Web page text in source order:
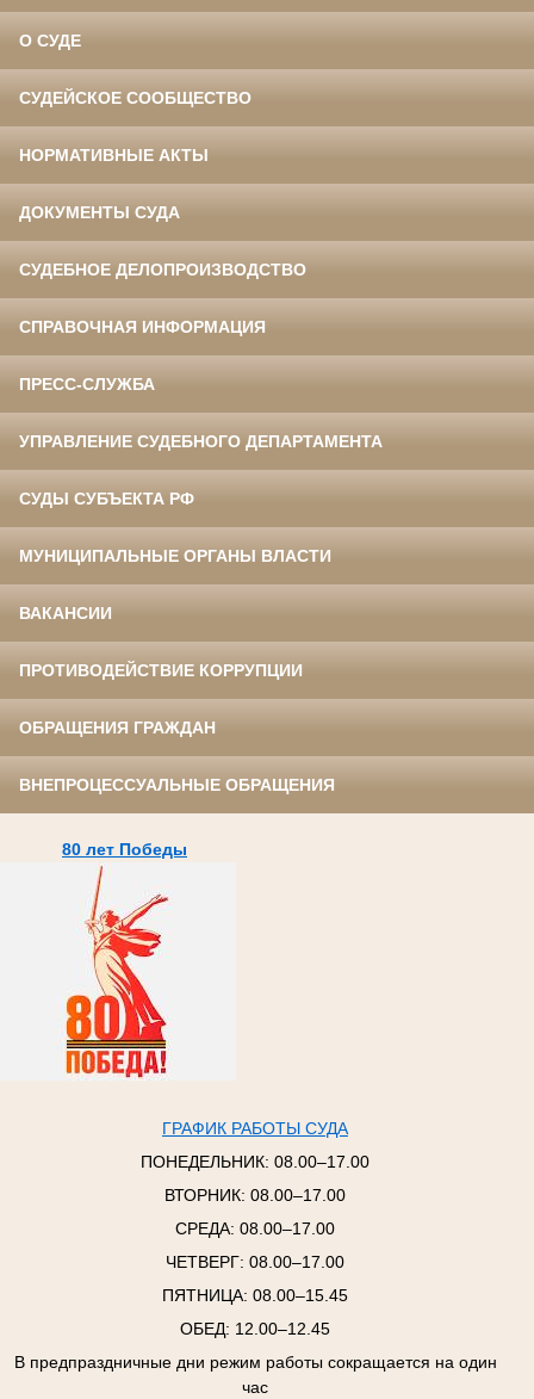
О СУДЕ
СУДЕЙСКОЕ СООБЩЕСТВО
НОРМАТИВНЫЕ АКТЫ
ДОКУМЕНТЫ СУДА
СУДЕБНОЕ ДЕЛОПРОИЗВОДСТВО
СПРАВОЧНАЯ ИНФОРМАЦИЯ
ПРЕСС-СЛУЖБА
УПРАВЛЕНИЕ СУДЕБНОГО ДЕПАРТАМЕНТА
СУДЫ СУБЪЕКТА РФ
МУНИЦИПАЛЬНЫЕ ОРГАНЫ ВЛАСТИ
ВАКАНСИИ
ПРОТИВОДЕЙСТВИЕ КОРРУПЦИИ
ОБРАЩЕНИЯ ГРАЖДАН
ВНЕПРОЦЕССУАЛЬНЫЕ ОБРАЩЕНИЯ
80 лет Победы
ГРАФИК РАБОТЫ СУДА
ПОНЕДЕЛЬНИК: 08.00–17.00
ВТОРНИК: 08.00–17.00
СРЕДА: 08.00–17.00
ЧЕТВЕРГ: 08.00–17.00
ПЯТНИЦА: 08.00–15.45
ОБЕД: 12.00–12.45
В предпраздничные дни режим работы сокращается на один
час